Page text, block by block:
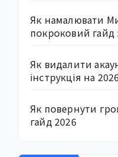
Як намалювати
покроковий гайд
Як видалити
інструкція на
Як повернути
гайд 2026